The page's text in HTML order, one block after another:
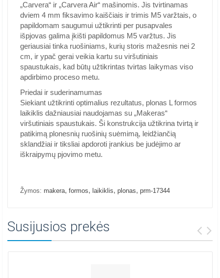
„Carvera“ ir „Carvera Air“ mašinomis. Jis tvirtinamas
dviem 4 mm fiksavimo kaiščiais ir trimis M5 varžtais, o
papildomam saugumui užtikrinti per pusapvales
išpjovas galima įkišti papildomus M5 varžtus. Jis
geriausiai tinka ruošiniams, kurių storis mažesnis nei 2
cm, ir ypač gerai veikia kartu su viršutiniais
spaustukais, kad būtų užtikrintas tvirtas laikymas viso
apdirbimo proceso metu.
Priedai ir suderinamumas
Siekiant užtikrinti optimalius rezultatus, plonas L formos
laikiklis dažniausiai naudojamas su „Makeras“
viršutiniais spaustukais. Ši konstrukcija užtikrina tvirtą ir
patikimą plonesnių ruošinių suėmimą, leidžiančią
sklandžiai ir tiksliai apdoroti įrankius be judėjimo ar
iškraipymų pjovimo metu.
Žymos: makera, formos, laikiklis, plonas, prm-17344
Susijusios prekės